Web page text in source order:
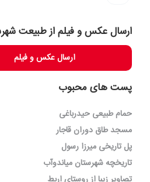
ارسال عکس و فیلم از طبیعت
ارسال عکس و فیلم
پست های محبوب
حمام طبیعی حیدرباغی
مسجد طاق دوران قاجار
پل تاریخی میرزا رسول
تاریخچه شهرستان میاندوآب